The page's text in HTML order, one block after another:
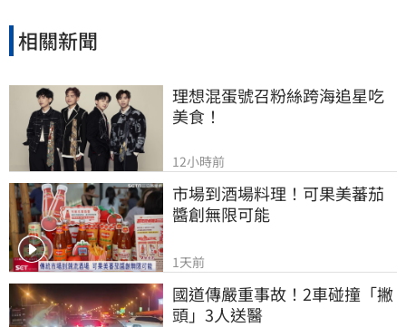
相關新聞
理想混蛋號召粉絲跨海追星吃
美食！
12小時前
市場到酒場料理！可果美蕃茄
醬創無限可能
1天前
國道傳嚴重事故！2車碰撞「撇
頭」3人送醫